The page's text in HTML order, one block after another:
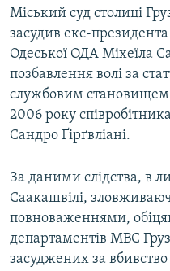
Усі сайти RFE/RL
Міський суд столиці
засудив екс-
Одеської ОДА Міхеїла
позбавлення волі за
службовим
2006 року
Сандро Ґірґвліані.
За даними слідства, в
Саакашвілі,
повноваженнями,
департаментів МВС
засуджених за